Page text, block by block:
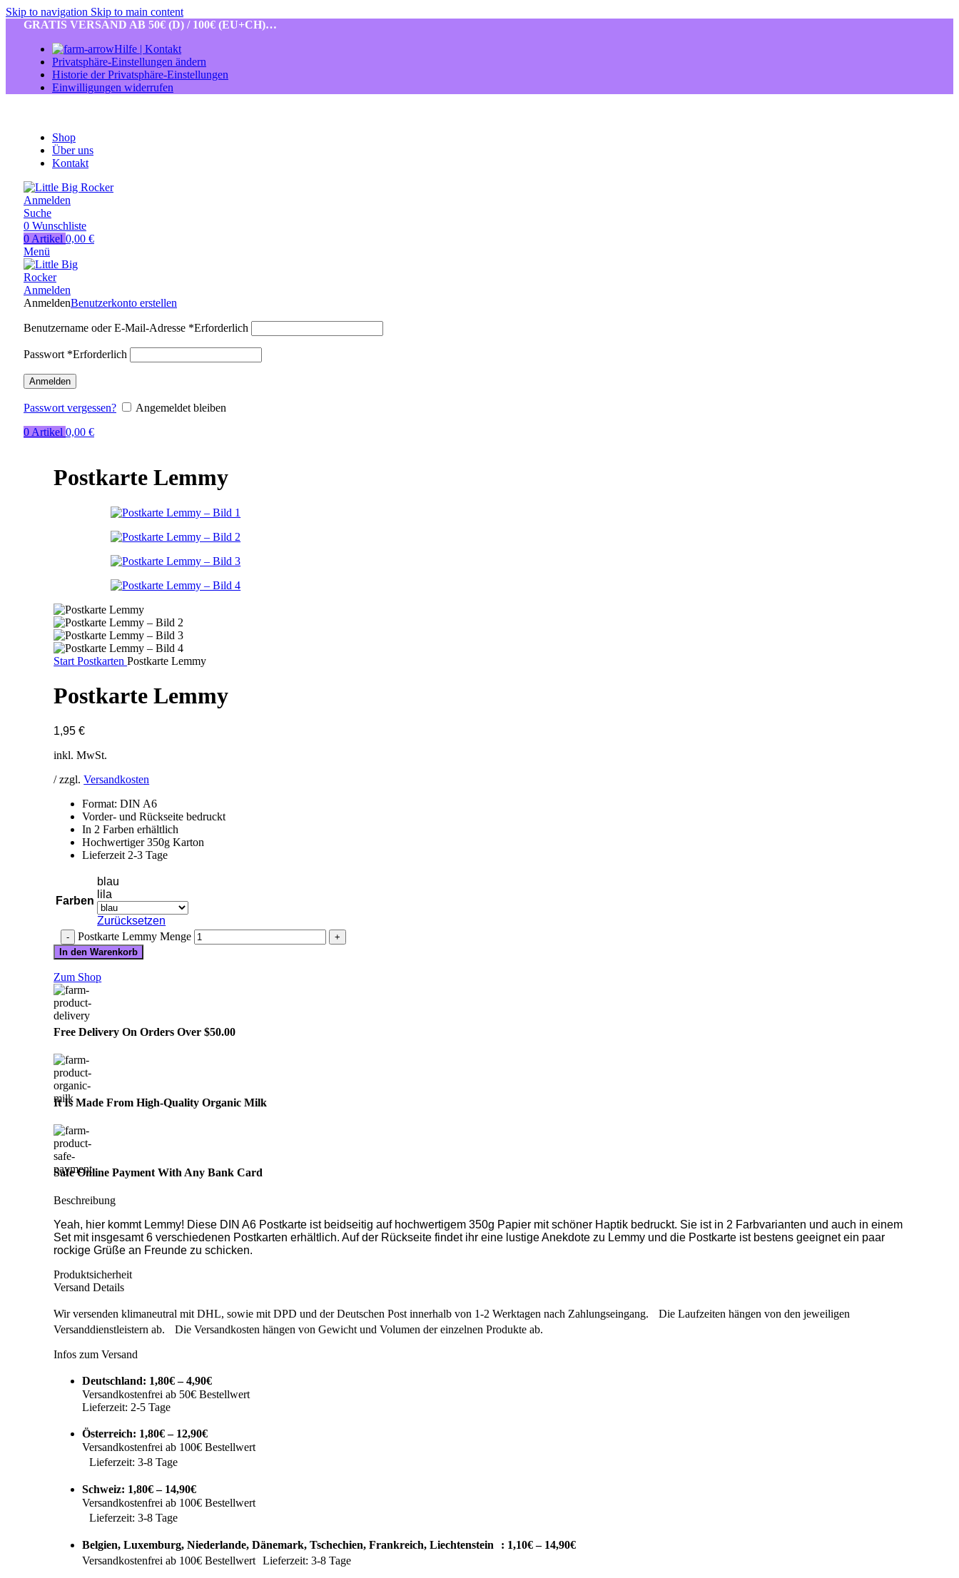
Skip to navigation Skip to main content
GRATIS VERSAND AB 50€ (D) / 100€ (EU+CH)…
Hilfe | Kontakt
Privatsphäre-Einstellungen ändern
Historie der Privatsphäre-Einstellungen
Einwilligungen widerrufen
Shop
Über uns
Kontakt
Anmelden
Suche
0 Wunschliste
0 Artikel 0,00 €
Menü
Anmelden
AnmeldenBenutzerkonto erstellen
Benutzername oder E-Mail-Adresse *Erforderlich
Passwort *Erforderlich
Anmelden
Passwort vergessen?
Angemeldet bleiben
0 Artikel 0,00 €
Postkarte Lemmy
StartPostkartenPostkarte Lemmy
Postkarte Lemmy
1,95€
inkl. MwSt.
/ zzgl.Versandkosten
Format: DIN A6
Vorder- und Rückseite bedruckt
In 2 Farben erhältlich
Hochwertiger 350g Karton
Lieferzeit 2-3 Tage
Farben
blau
lila
Zurücksetzen
Postkarte Lemmy Menge
In den Warenkorb
Zum Shop
Free Delivery On Orders Over $50.00
It Is Made From High-Quality Organic Milk
Safe Online Payment With Any Bank Card
Beschreibung
Yeah, hier kommt Lemmy! Diese DIN A6 Postkarte ist beidseitig auf hochwertigem 350g Papier mit schöner Haptik bedruckt. Sie ist in 2 Farbvarianten und auch in einem
Set mit insgesamt 6 verschiedenen Postkarten erhältlich. Auf der Rückseite findet ihr eine lustige Anekdote zu Lemmy und die Postkarte ist bestens geeignet ein paar
rockige Grüße an Freunde zu schicken.
Produktsicherheit
Versand Details
Wir versenden klimaneutral mit DHL, sowie mit DPD und der Deutschen Post innerhalb von 1-2 Werktagen nach Zahlungseingang. Die Laufzeiten hängen von den jeweiligen
Versanddienstleistern ab. Die Versandkosten hängen von Gewicht und Volumen der einzelnen Produkte ab.
Infos zum Versand
Deutschland: 1,80€ – 4,90€
Versandkostenfrei ab 50€ Bestellwert
Lieferzeit: 2-5 Tage
Österreich: 1,80€ – 12,90€
Versandkostenfrei ab 100€ Bestellwert
Lieferzeit: 3-8 Tage
Schweiz: 1,80€ – 14,90€
Versandkostenfrei ab 100€ Bestellwert
Lieferzeit: 3-8 Tage
Belgien, Luxemburg, Niederlande, Dänemark, Tschechien, Frankreich, Liechtenstein : 1,10€ – 14,90€
Versandkostenfrei ab 100€ Bestellwert Lieferzeit: 3-8 Tage